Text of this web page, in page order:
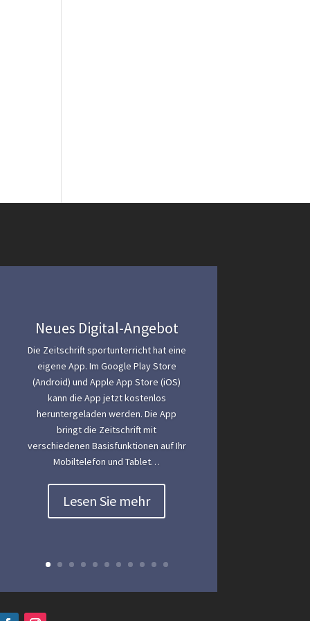
Neues Digital-Angebot
Die Zeitschrift sportunterricht hat eine
eigene App. Im Google Play Store
(Android) und Apple App Store (iOS)
kann die App jetzt kostenlos
heruntergeladen werden. Die App
bringt die Zeitschrift mit
verschiedenen Basisfunktionen auf Ihr
Mobiltelefon und Tablet…
Lesen Sie mehr